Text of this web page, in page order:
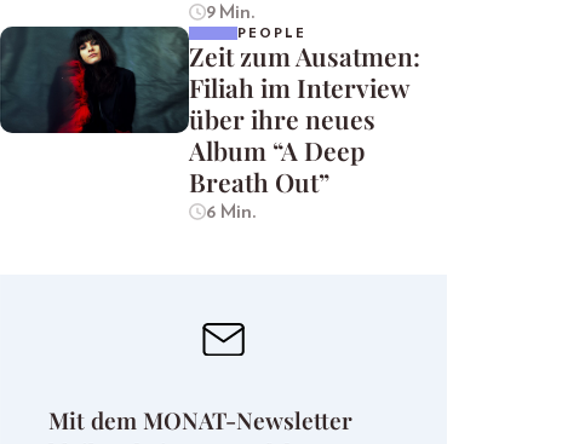
9 Min.
PEOPLE
Zeit zum Ausatmen:
Filiah im Interview
über ihre neues
Album “A Deep
Breath Out”
6 Min.
Mit dem MONAT-Newsletter